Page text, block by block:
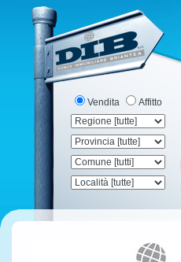
Vendita Affitto